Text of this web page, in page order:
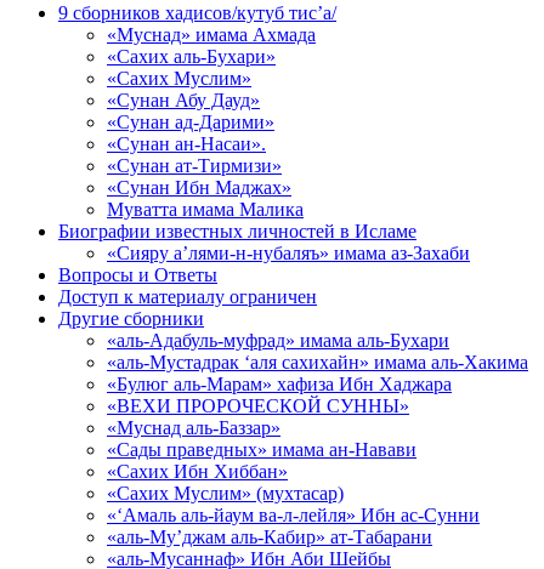
9 сборников хадисов/кутуб тис’а/
«Муснад» имама Ахмада
«Сахих аль-Бухари»
«Сахих Муслим»
«Сунан Абу Дауд»
«Сунан ад-Дарими»
«Сунан ан-Насаи».
«Сунан ат-Тирмизи»
«Сунан Ибн Маджах»
Муватта имама Малика
Биографии известных личностей в Исламе
«Сияру а’лями-н-нубаляъ» имама аз-Захаби
Вопросы и Ответы
Доступ к материалу ограничен
Другие сборники
«аль-Адабуль-муфрад» имама аль-Бухари
«аль-Мустадрак ‘аля сахихайн» имама аль-Хакима
«Булюг аль-Марам» хафиза Ибн Хаджара
«ВЕХИ ПРОРОЧЕСКОЙ СУННЫ»
«Муснад аль-Баззар»
«Сады праведных» имама ан-Навави
«Сахих Ибн Хиббан»
«Сахих Муслим» (мухтасар)
«‘Амаль аль-йаум ва-л-лейля» Ибн ас-Сунни
«аль-Му’джам аль-Кабир» ат-Табарани
«аль-Мусаннаф» Ибн Аби Шейбы